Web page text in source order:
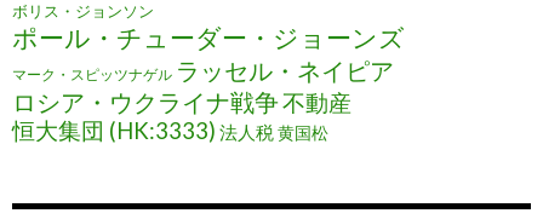
ボリス・ジョンソン
ポール・チューダー・ジョーンズ
マーク・スピッツナゲル ラッセル・ネイピア
ロシア・ウクライナ戦争不動産
恒大集団 (HK:3333) 法人税黄国松